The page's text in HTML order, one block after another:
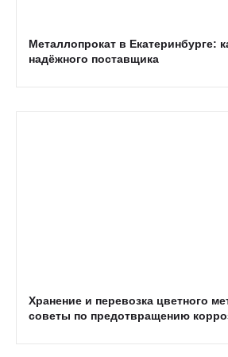
Металлопрокат в Екатеринбурге:
надёжного поставщика
Хранение и перевозка цветного
советы по предотвращению